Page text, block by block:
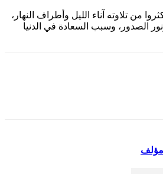
من تلاوته آناء الليل وأطراف النهار،
الصدور، وسبب السعادة في الدنيا
مؤلف